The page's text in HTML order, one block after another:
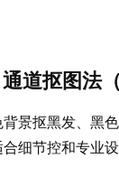
道抠图法
景抠黑发、黑
细节控和专业设